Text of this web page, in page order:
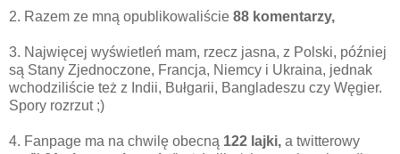
2. Razem ze mną opublikowaliście 88 komentarzy,
3. Najwięcej wyświetleń mam, rzecz jasna, z Polski, później
są Stany Zjednoczone, Francja, Niemcy i Ukraina, jednak
wchodziliście też z Indii, Bułgarii, Bangladeszu czy Węgier.
Spory rozrzut ;)
4. Fanpage ma na chwilę obecną 122 lajki, a twitterowy